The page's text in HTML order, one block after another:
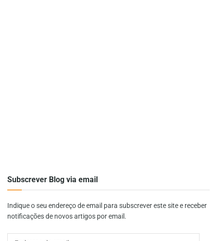
Subscrever Blog via email
Indique o seu endereço de email para subscrever este site e receber
notificações de novos artigos por email.